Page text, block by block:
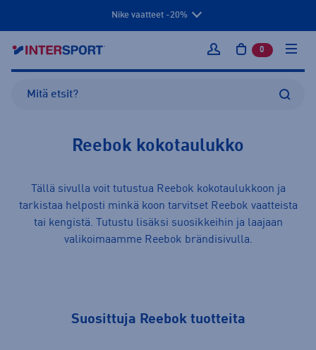
Nike vaatteet -20%
Kirjaudu sisään
0 tuotetta
Reebok kokotaulukko
Tällä sivulla voit tutustua Reebok kokotaulukkoon ja
tarkistaa helposti minkä koon tarvitset Reebok vaatteista
tai kengistä. Tutustu lisäksi suosikkeihin ja laajaan
valikoimaamme Reebok brändisivulla.
Suosittuja Reebok tuotteita